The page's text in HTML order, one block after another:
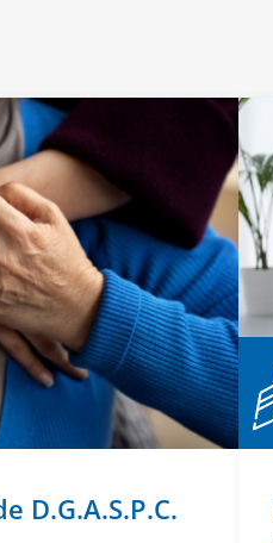
D.G.A.S.P.C.